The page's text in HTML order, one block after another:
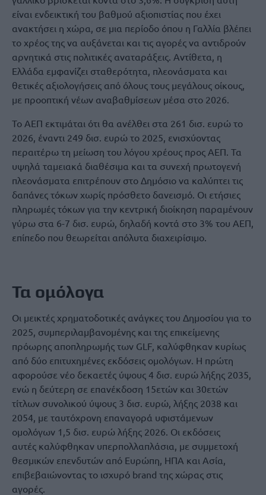
είναι ενδεικτική του βαθμού αξιοπιστίας που έχει
ανακτήσει η χώρα, σε μια περίοδο όπου η Γαλλία βλέπει
το χρέος της να αυξάνεται και τις αγορές να αντιδρούν
αρνητικά στις πολιτικές αναταράξεις. Αντίθετα, η
Ελλάδα εμφανίζει σταθερότητα, πλεονάσματα και
θετικές αξιολογήσεις από όλους τους μεγάλους οίκους,
με προοπτική νέων αναβαθμίσεων μέσα στο 2026.
Το ΑΕΠ εκτιμάται ότι θα ανέλθει στα 261 δισ. ευρώ το
2026, έναντι 249 δισ. ευρώ το 2025, ενισχύοντας
περαιτέρω τη μείωση του λόγου χρέους προς ΑΕΠ. Τα
υψηλά ταμειακά διαθέσιμα και τα συνεχή πρωτογενή
πλεονάσματα επιτρέπουν στο Δημόσιο να καλύπτει τις
δαπάνες τόκων χωρίς πρόσθετο δανεισμό. Οι ετήσιες
πληρωμές τόκων για την κεντρική διοίκηση παραμένουν
γύρω στα 6-7 δισ. ευρώ, δηλαδή κοντά στο 3% του ΑΕΠ,
επίπεδο που θεωρείται απόλυτα διαχειρίσιμο.
Τα ομόλογα
Οι μεικτές χρηματοδοτικές ανάγκες του Δημοσίου για το
2025, συμπεριλαμβανομένης και της επικείμενης
πρόωρης αποπληρωμής των GLF, καλύφθηκαν κυρίως
από δύο επιτυχημένες εκδόσεις ομολόγων. Η πρώτη
αφορούσε νέο δεκαετές ύψους 4 δισ. ευρώ λήξης 2035,
ενώ η δεύτερη σε επανέκδοση 15ετών και 30ετών
τίτλων συνολικού ύψους 3 δισ. ευρώ, λήξης 2038 και
2054, με ταυτόχρονη επαναγορά υφιστάμενων
ομολόγων 1,5 δισ. ευρώ λήξης 2026. Οι εκδόσεις
αυτές καλύφθηκαν υπερπολλαπλάσια, με συμμετοχή
θεσμικών επενδυτών από Ευρώπη, ΗΠΑ και Ασία,
επιβεβαιώνοντας το ισχυρό brand της χώρας στις
αγορές.